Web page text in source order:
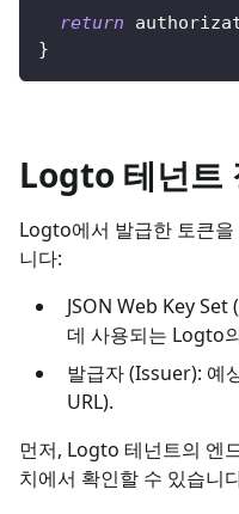
return
}
Logto 테넌트
Logto에서 발급한 토큰
니다:
JSON Web Key Set
데 사용되는 Logto
발급자 (Issuer): 예
URL).
먼저, Logto 테넌트의 엔
치에서 확인할 수 있습니